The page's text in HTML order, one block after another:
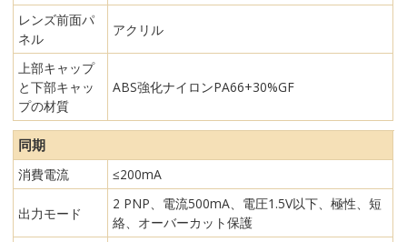
レンズ前面パ
ネル
アクリル
上部キャップ
と下部キャッ
プの材質
ABS強化ナイロンPA66+30%GF
同期
消費電流 ≤200mA
出力モード
2 PNP、電流500mA、電圧1.5V以下、極性、短
絡、オーバーカット保護